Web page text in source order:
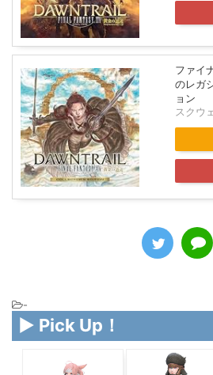
ファイ
のレガ
ョン
スクウ
-
▶ Pick Up！